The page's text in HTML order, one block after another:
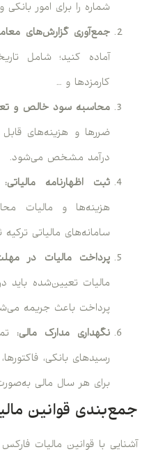
شماره را برای امور بانکی و
جمع‌آوری گزارش‌های معاملاتی
آماده کنید؛ شامل
کارمزدها و …
محاسبه سود خالص و تعیین
ضررها و هزینه‌های قابل
درآمد مشخص می‌شود.
ثبت اظهارنامه مالیاتی:
هزینه‌ها و مالیات
سامانه‌های مالیاتی ترکیه ثبت
پرداخت مالیات در مهلت
مالیات تعیین‌شده باید در
پرداخت باعث جریمه می‌شود.
نگهداری مدارک مالی: تمام
رسیدهای بانکی، فاکتورها،
برای هر سال مالی به‌صورت
قوانین
با قوانین مالیات فارکس در